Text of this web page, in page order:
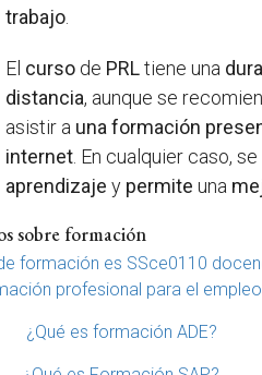
trabajo
El curso de PRLtiene una
distancia, aunque se
asistir a una formación
internet . En cualquier caso,
aprendizaje y permite una
sobre formación
formación es SSce0110
profesional para el
¿Qué es formación ADE?